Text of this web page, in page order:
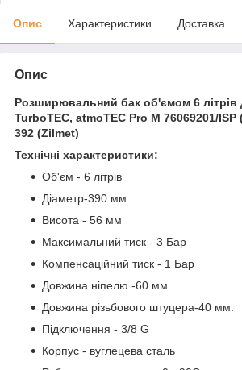
Опис Характеристики Доставка
Опис
Розширювальний бак об'ємом 6 літрів
TurboTEC, atmoTEC Pro M 76069201/ISP
392 (Zilmet)
Технічні характеристики:
Об'єм - 6 літрів
Діаметр-390 мм
Висота - 56 мм
Максимальний тиск - 3 Бар
Компенсаційний тиск - 1 Бар
Довжина ніпелю -60 мм
Довжина різьбового штуцера-40 мм.
Підключення - 3/8 G
Корпус - вуглецева сталь